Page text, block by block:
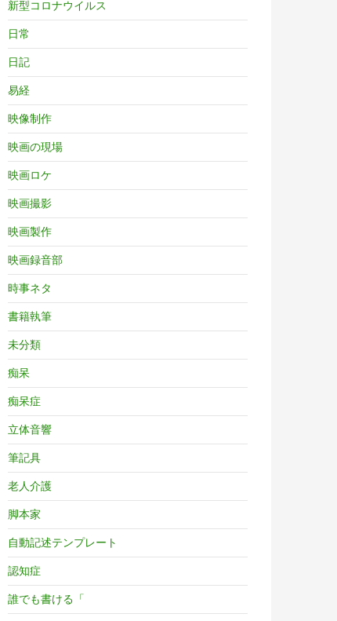
新型コロナウイルス
日常
日記
易経
映像制作
映画の現場
映画ロケ
映画撮影
映画製作
映画録音部
時事ネタ
書籍執筆
未分類
痴呆
痴呆症
立体音響
筆記具
老人介護
脚本家
自動記述テンプレート
認知症
誰でも書ける「